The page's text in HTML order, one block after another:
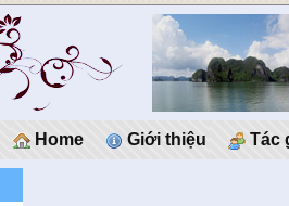
Home Giới thiệu Tác